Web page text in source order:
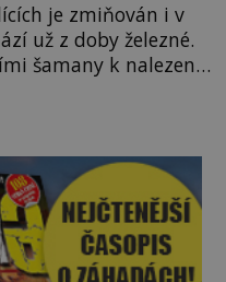
je zmiňován i v
už z doby železné.
šamany k nalezení
Jak funguje a proč
což bylo